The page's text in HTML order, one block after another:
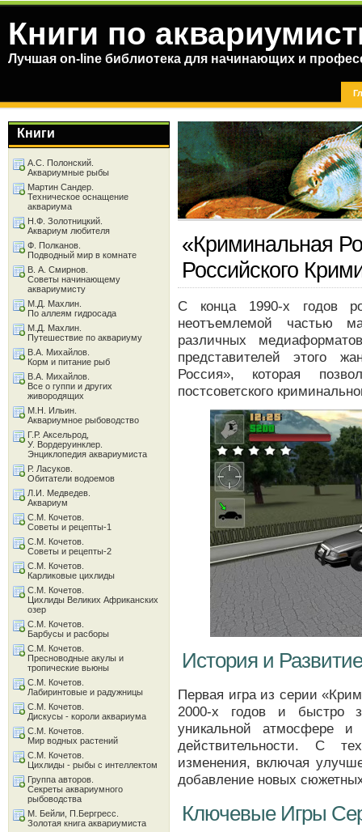
Книги по
Лучшая on-line библиотека для начинающих и
«Криминальная
Российского
С конца 1990-х годов
неотъемлемой частью
различных
представителей этого
Россия», которая
постсоветского
История и
Первая игра из серии
2000-х годов и быстро
уникальной атмосфере и
действительности. С
изменения, включая
добавление новых
Ключевые Игры
Книги
А.С. Полонский.
Аквариумные рыбы
Мартин Сандер.
Техническое оснащение
аквариума
Н.Ф. Золотницкий.
Аквариум любителя
Ф. Полканов.
Подводный мир в комнате
В. А. Смирнов.
Советы начинающему
аквариумисту
М.Д. Махлин.
По аллеям гидросада
М.Д. Махлин.
Путешествие по аквариуму
В.А. Михайлов.
Корм и питание рыб
В.А. Михайлов.
Все о гуппи и других
живородящих
М.Н. Ильин.
Аквариумное рыбоводство
Г.Р. Аксельрод,
У. Вордеруинклер.
Энциклопедия аквариумиста
Р. Ласуков.
Обитатели водоемов
Л.И. Медведев.
Аквариум
С.М. Кочетов.
Советы и рецепты-1
С.М. Кочетов.
Советы и рецепты-2
С.М. Кочетов.
Карликовые цихлиды
С.М. Кочетов.
Цихлиды Великих Африканских
озер
С.М. Кочетов.
Барбусы и расборы
С.М. Кочетов.
Пресноводные акулы и
тропические вьюны
С.М. Кочетов.
Лабиринтовые и радужницы
С.М. Кочетов.
Дискусы - короли аквариума
С.М. Кочетов.
Мир водных растений
С.М. Кочетов.
Цихлиды - рыбы с интеллектом
Группа авторов.
Секреты аквариумного
рыбоводства
М. Бейли, П.Бергресс.
Золотая книга аквариумиста